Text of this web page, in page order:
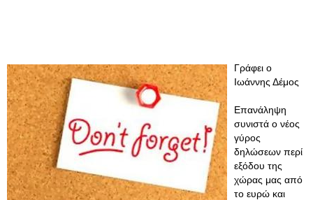
Γράφει ο
Ιωάννης Δέμος
Επανάληψη
συνιστά ο νέος
γύρος
δηλώσεων περί
εξόδου της
χώρας μας από
το ευρώ και